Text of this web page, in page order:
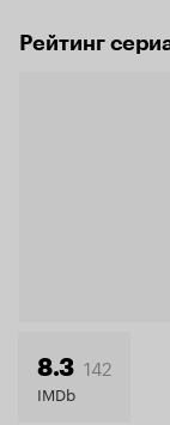
Рейтинг
8.3 142
IMDb